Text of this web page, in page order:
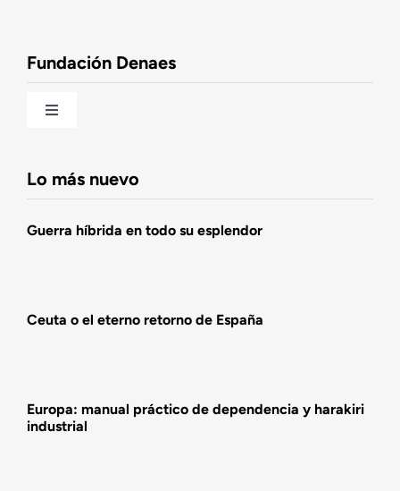
Fundación Denaes
Toggle
Lo más nuevo
Guerra híbrida en todo su esplendor
Ceuta o el eterno retorno de España
Europa: manual práctico de dependencia y harakiri
industrial